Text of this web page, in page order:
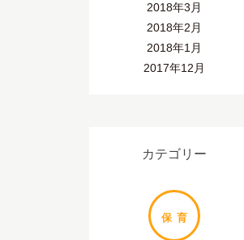
2018年3月
2018年2月
2018年1月
2017年12月
カテゴリー
保 育